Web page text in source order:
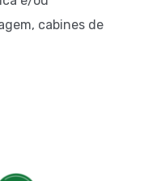
cabines de